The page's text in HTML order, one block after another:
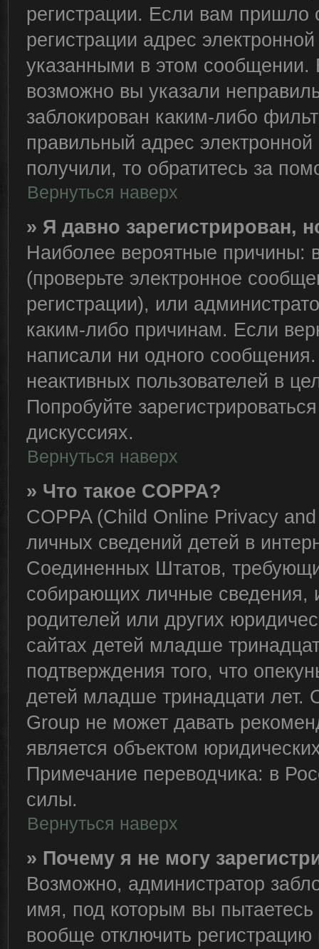
регистрации. Если вам
регистрации адрес
указанными в этом
возможно вы указали
заблокирован каким-либо
правильный адрес
получили, то обратитесь за
Вернуться наверх
» Я давно зарегистрирован,
Наиболее вероятные причины:
(проверьте электронное
регистрации), или
каким-либо причинам. Если
написали ни одного
неактивных пользователей в
Попробуйте
дискуссиях.
Вернуться наверх
» Что такое COPPA?
COPPA (Child Online Privacy
личных сведений детей в
Соединенных Штатов,
собирающих личные сведения,
родителей или других
сайтах детей младше
подтверждения того, что
детей младше тринадцати лет.
Group не может давать
является объектом
Примечание переводчика: в
силы.
Вернуться наверх
» Почему я не могу
Возможно, администратор
имя, под которым вы пытаетесь
вообще отключить